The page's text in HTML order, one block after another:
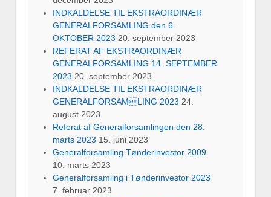
INDKALDELSE TIL EKSTRAORDINÆR
GENERALFORSAMLING den 6.
OKTOBER 2023 20. september 2023
REFERAT AF EKSTRAORDINÆR
GENERALFORSAMLING 14. SEPTEMBER
2023 20. september 2023
INDKALDELSE TIL EKSTRAORDINÆR
GENERALFORSAMLING 2023 24.
august 2023
Referat af Generalforsamlingen den 28.
marts 2023 15. juni 2023
Generalforsamling Tønderinvestor 2009
10. marts 2023
Generalforsamling i Tønderinvestor 2023
7. februar 2023